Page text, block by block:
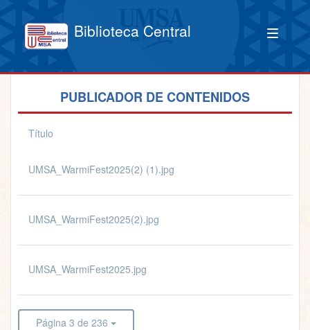
Biblioteca Central
PUBLICADOR DE CONTENIDOS
Título
UMSA_WarmiFest2025(2) (1).jpg
UMSA_WarmiFest2025(2).jpg
UMSA_WarmiFest2025.jpg
Página 3 de 236